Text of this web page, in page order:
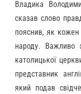
Владика
сказав слово
пояснив, як
народу. Важливо
католицької
представник
який подав